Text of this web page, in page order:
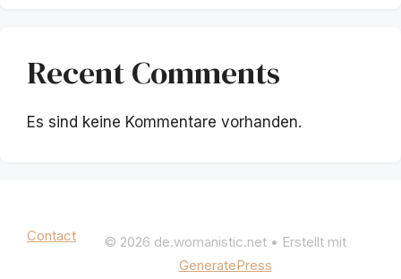
Recent Comments
Es sind keine Kommentare vorhanden.
Contact © 2026 de.womanistic.net• Erstellt mit
GeneratePress